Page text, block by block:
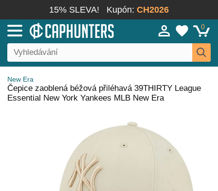
15% SLEVA! Kupón: CH2026
0
New Era
Čepice zaoblená béžová přiléhavá 39THIRTY League
Essential New York Yankees MLB New Era